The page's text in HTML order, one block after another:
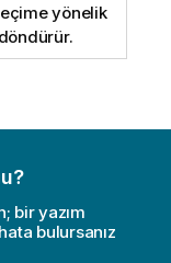
yönelik
bir yazım
bulursanız